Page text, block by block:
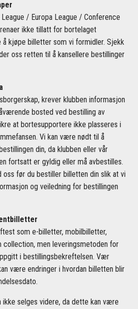
/ Europa League / Conference
ikke tillatt for bortelaget
å kjøpe billetter som vi formidler. Sjekk
oss retten til å kansellere bestillinger
krever klubben informasjon
bosted ved bestilling av
at bortesupportere ikke plasseres i
Vi kan være nødt til å
din, da klubben eller vår
fortsatt er gyldig eller må avbestilles.
oss før du bestiller billetten din slik at vi
og veiledning for bestillingen
som e-billetter, mobilbilletter,
collection, men leveringsmetoden for
i bestillingsbekreftelsen. Vær
være endringer i hvordan billetten blir
selges videre, da dette kan være